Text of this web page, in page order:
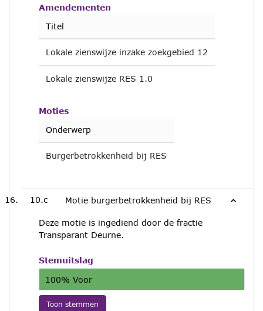
Amendementen
Titel
Lokale zienswijze inzake zoekgebied 12
Lokale zienswijze RES 1.0
Moties
Onderwerp
Burgerbetrokkenheid bij RES
10.c Motie burgerbetrokkenheid bij RES
Deze motie is ingediend door de fractie
Transparant Deurne.
Stemuitslag
100% Voor
Toon stemmen